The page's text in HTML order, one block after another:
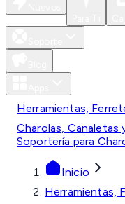
Herramientas,
Charolas, Canaletas
Soportería para
Inicio
Herramientas,